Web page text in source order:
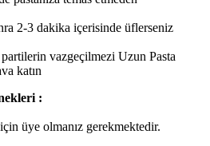
2-3 dakika içerisinde üflerseniz
vazgeçilmezi Uzun Pasta
katın
:
üye olmanız gerekmektedir.